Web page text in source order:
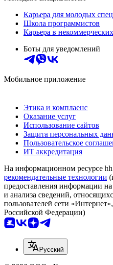
Карьера для молодых
Школа программистов
Карьера в
Боты для уведомлений
Мобильное приложение
Этика и комплаенс
Оказание услуг
Использование сайтов
Защита персональных
Пользовательское
ИТ аккредитация
На информационном ресурсе
рекомендательные технологии
предоставления информации
и анализа сведений,
пользователей сети
Российской Федерации)
Русский